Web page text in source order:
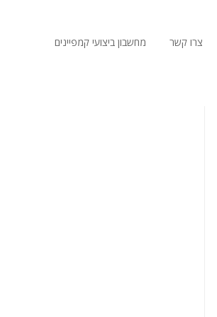
צרו קשר מחשבון ביצועי קמפיינים